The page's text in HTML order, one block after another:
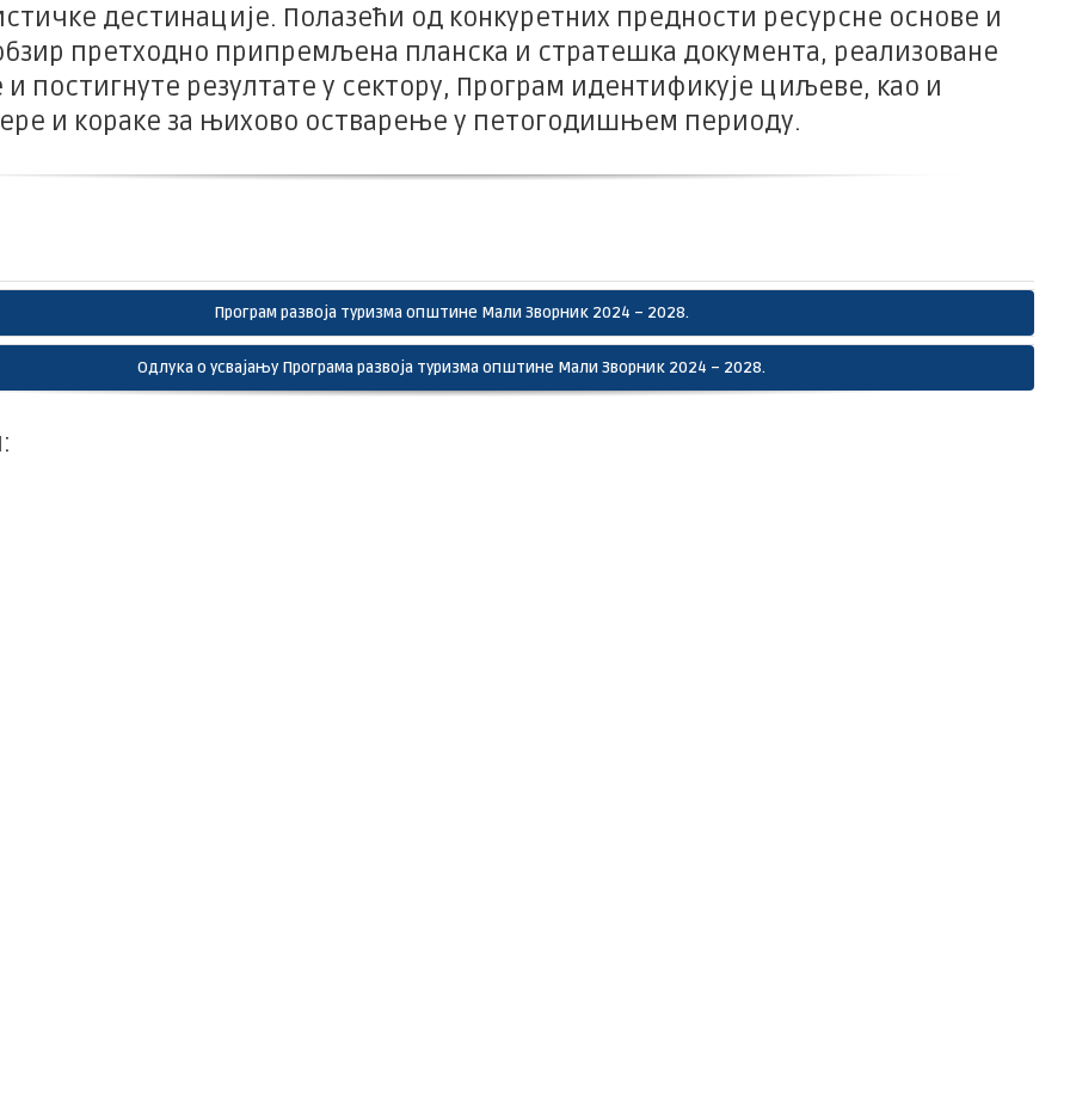
дестинације. Полазећи од конкуретних предности ресурсне основе и
претходно припремљена планска и стратешка документа, реализоване
постигнуте резултате у сектору, Програм идентификује циљеве, као и
и кораке за њихово остварење у петогодишњем периоду.
Програм развоја туризма општине Мали Зворник 2024 – 2028.
Одлука о усвајању Програма развоја туризма општине Мали Зворник 2024 – 2028.